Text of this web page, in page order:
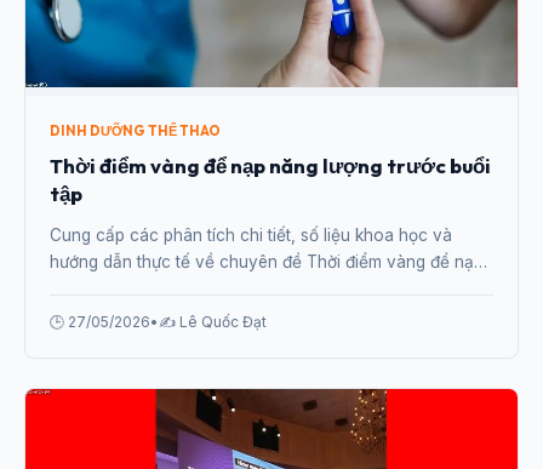
DINH DƯỠNG THỂ THAO
Thời điểm vàng để nạp năng lượng trước buổi
tập
Cung cấp các phân tích chi tiết, số liệu khoa học và
hướng dẫn thực tế về chuyên đề Thời điểm vàng để nạp
🕒 27/05/2026• ✍️ Lê Quốc Đạt